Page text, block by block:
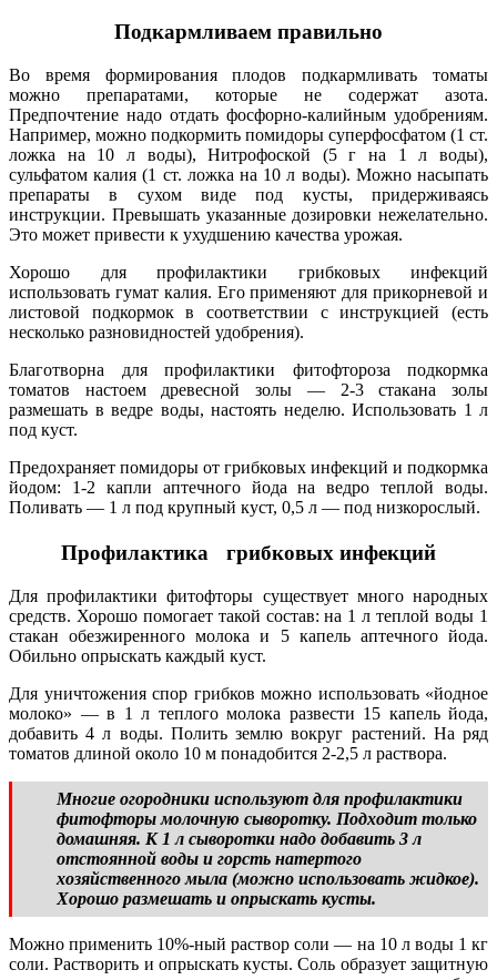
Подкармливаем правильно
Во время формирования плодов подкармливать томаты
можно препаратами, которые не содержат азота.
Предпочтение надо отдать фосфорно-калийным удобрениям.
Например, можно подкормить помидоры суперфосфатом (1 ст.
ложка на 10 л воды), Нитрофоской (5 г на 1 л воды),
сульфатом калия (1 ст. ложка на 10 л воды). Можно насыпать
препараты в сухом виде под кусты, придерживаясь
инструкции. Превышать указанные дозировки нежелательно.
Это может привести к ухудшению качества урожая.
Хорошо для профилактики грибковых инфекций
использовать гумат калия. Его применяют для прикорневой и
листовой подкормок в соответствии с инструкцией (есть
несколько разновидностей удобрения).
Благотворна для профилактики фитофтороза подкормка
томатов настоем древесной золы — 2-3 стакана золы
размешать в ведре воды, настоять неделю. Использовать 1 л
под куст.
Предохраняет помидоры от грибковых инфекций и подкормка
йодом: 1-2 капли аптечного йода на ведро теплой воды.
Поливать — 1 л под крупный куст, 0,5 л — под низкорослый.
Профилактика грибковых инфекций
Для профилактики фитофторы существует много народных
средств. Хорошо помогает такой состав: на 1 л теплой воды 1
стакан обезжиренного молока и 5 капель аптечного йода.
Обильно опрыскать каждый куст.
Для уничтожения спор грибков можно использовать «йодное
молоко» — в 1 л теплого молока развести 15 капель йода,
добавить 4 л воды. Полить землю вокруг растений. На ряд
томатов длиной около 10 м понадобится 2-2,5 л раствора.
Многие огородники используют для профилактики
фитофторы молочную сыворотку. Подходит только
домашняя. К 1 л сыворотки надо добавить 3 л
отстоянной воды и горсть натертого
хозяйственного мыла (можно использовать жидкое).
Хорошо размешать и опрыскать кусты.
Можно применить 10%-ный раствор соли — на 10 л воды 1 кг
соли. Растворить и опрыскать кусты. Соль образует защитную